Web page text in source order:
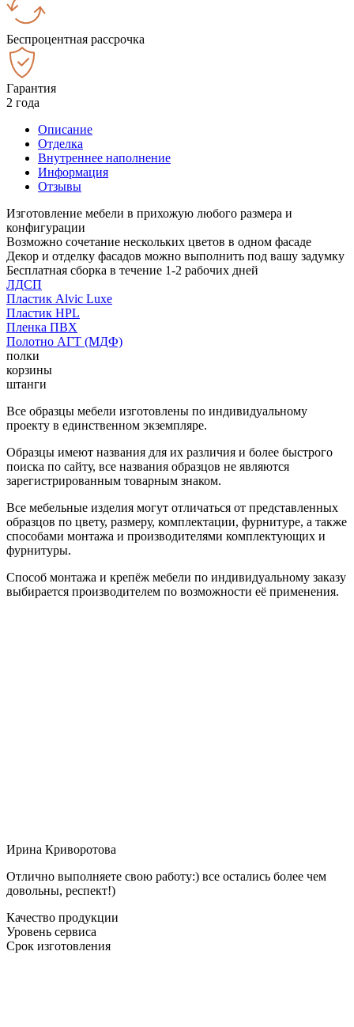
Беспроцентная рассрочка
Гарантия
2 года
Описание
Отделка
Внутреннее наполнение
Информация
Отзывы
Изготовление мебели в прихожую любого размера и
конфигурации
Возможно сочетание нескольких цветов в одном фасаде
Декор и отделку фасадов можно выполнить под вашу задумку
Бесплатная сборка в течение 1-2 рабочих дней
ЛДСП
Пластик Alvic Luxe
Пластик HPL
Пленка ПВХ
Полотно АГТ (МДФ)
полки
корзины
штанги
Все образцы мебели изготовлены по индивидуальному
проекту в единственном экземпляре.
Образцы имеют названия для их различия и более быстрого
поиска по сайту, все названия образцов не являются
зарегистрированным товарным знаком.
Все мебельные изделия могут отличаться от представленных
образцов по цвету, размеру, комплектации, фурнитуре, а также
способами монтажа и производителями комплектующих и
фурнитуры.
Способ монтажа и крепёж мебели по индивидуальному заказу
выбирается производителем по возможности её применения.
Ирина Криворотова
Отлично выполняете свою работу:) все остались более чем
довольны, респект!)
Качество продукции
Уровень сервиса
Срок изготовления